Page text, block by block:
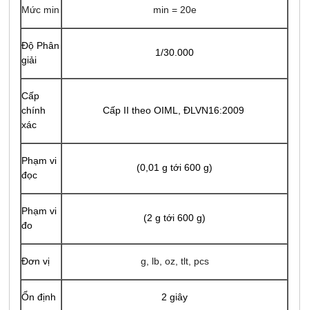
Mức min min = 20e
Độ Phân
giải
1/30.000
Cấp
chính
xác
Cấp II theo OIML, ĐLVN16:2009
Phạm vi
đọc
(0,01 g tới 600 g)
Phạm vi
đo
(2 g tới 600 g)
Đơn vị g, lb, oz, tlt, pcs
Ổn định 2 giây